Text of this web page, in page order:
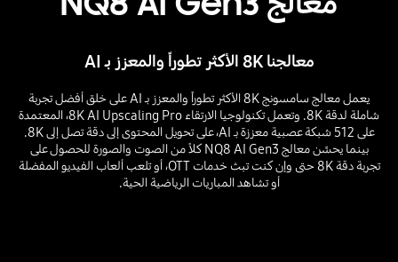
معالجنا 8K الأكثر تطوراً والمعزز بـ AI
يعمل معالج سامسونج 8K الأكثر تطوراً والمعزز بـ AI على خلق أفضل تجربة
شاملة لدقة 8K. وتعمل تكنولوجيا الارتقاء 8K AI Upscaling Pro، المعتمدة
على 512 شبكة عصبية معززة بـ AI، على تحويل المحتوى إلى دقة تصل إلى 8K.
بينما يحسِّن معالج NQ8 AI Gen3 كلاً من الصوت والصورة للحصول على
تجربة دقة 8K حتى وإن كنت تبث خدمات OTT، أو تلعب ألعاب الفيديو المفضلة
أو تشاهد المباريات الرياضية الحية.